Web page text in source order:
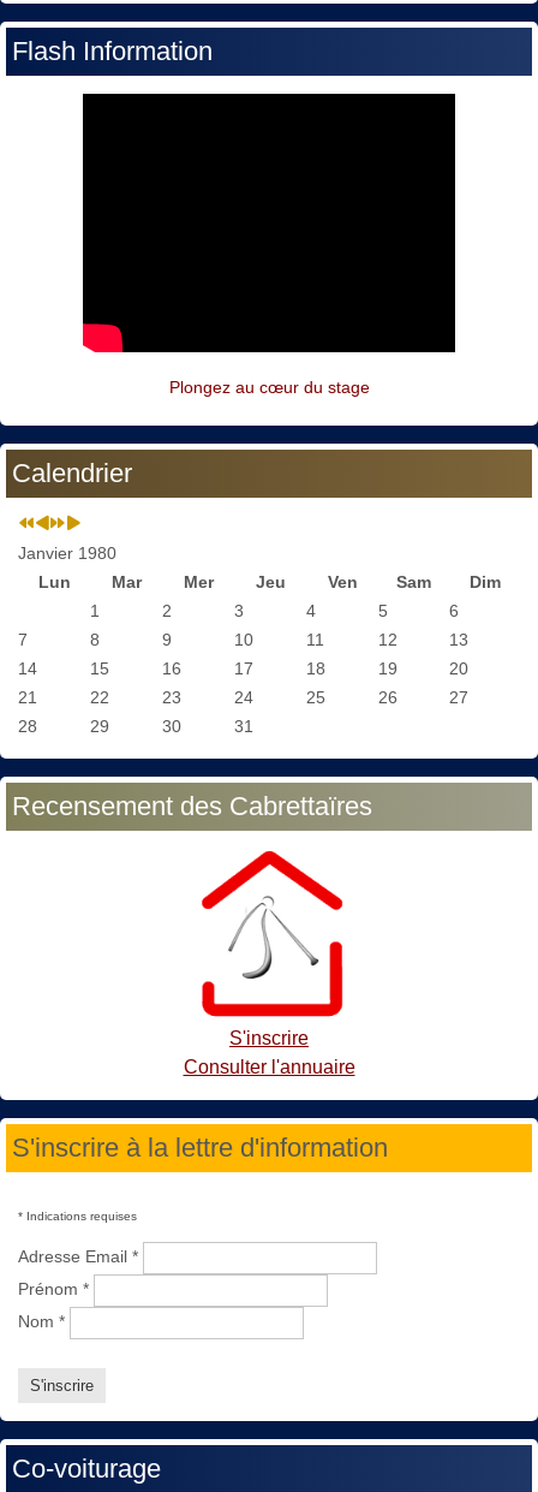
Flash Information
Plongez au cœur du stage
Calendrier
Janvier 1980
Lun
Mar Mer Jeu Ven Sam
Dim
1
2 3 4 5
6
7
8 9 10 11 12
13
14
15 16 17 18 19
20
21
22 23 24 25 26
27
28
29 30 31
Recensement des Cabrettaïres
S'inscrire
Consulter l'annuaire
S'inscrire à la lettre d'information
* Indications requises
Adresse Email *
Prénom *
Nom *
Co-voiturage